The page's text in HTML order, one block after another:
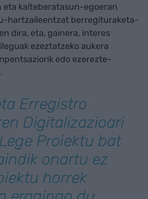
eta kalteberatasun-egoeran
hartzaileentzat berregituraketa-
dira, eta, gainera, interes
ezeztatzeko aukera
edo ezerezte-
Erregistro
Digitalizazioari
Proiektu bat
onartu ez
horrek